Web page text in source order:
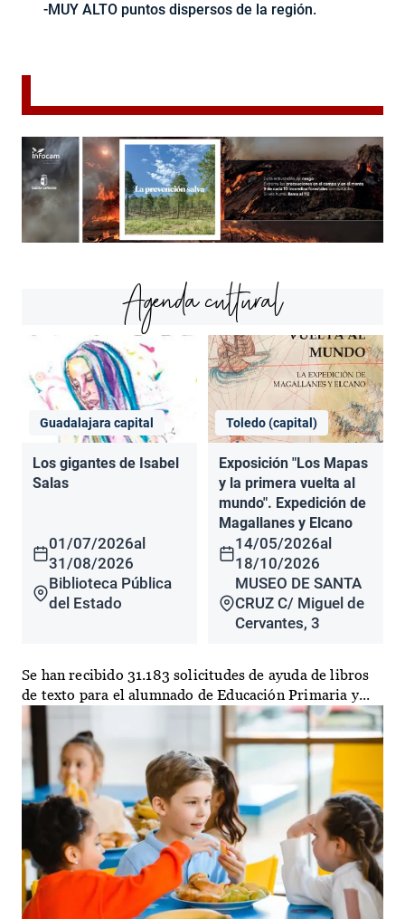
-MUY ALTO puntos dispersos de la región.
Agenda cultural
Guadalajara capital
Los gigantes de Isabel
Salas
01/07/2026al
31/08/2026
Biblioteca Pública
del Estado
Toledo (capital)
Exposición "Los Mapas
y la primera vuelta al
mundo". Expedición de
Magallanes y Elcano
14/05/2026al
18/10/2026
MUSEO DE SANTA
CRUZ C/ Miguel de
Cervantes, 3
Se han recibido 31.183 solicitudes de ayuda de libros
de texto para el alumnado de Educación Primaria y...